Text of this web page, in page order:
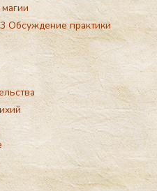
Обсуждение практики